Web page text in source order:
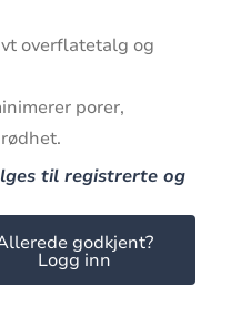
overflatetalg og
porer,
til registrerte og
godkjent?
Logg inn